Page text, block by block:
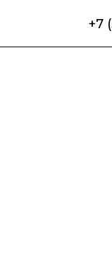
+7 (3412) 77-26-70